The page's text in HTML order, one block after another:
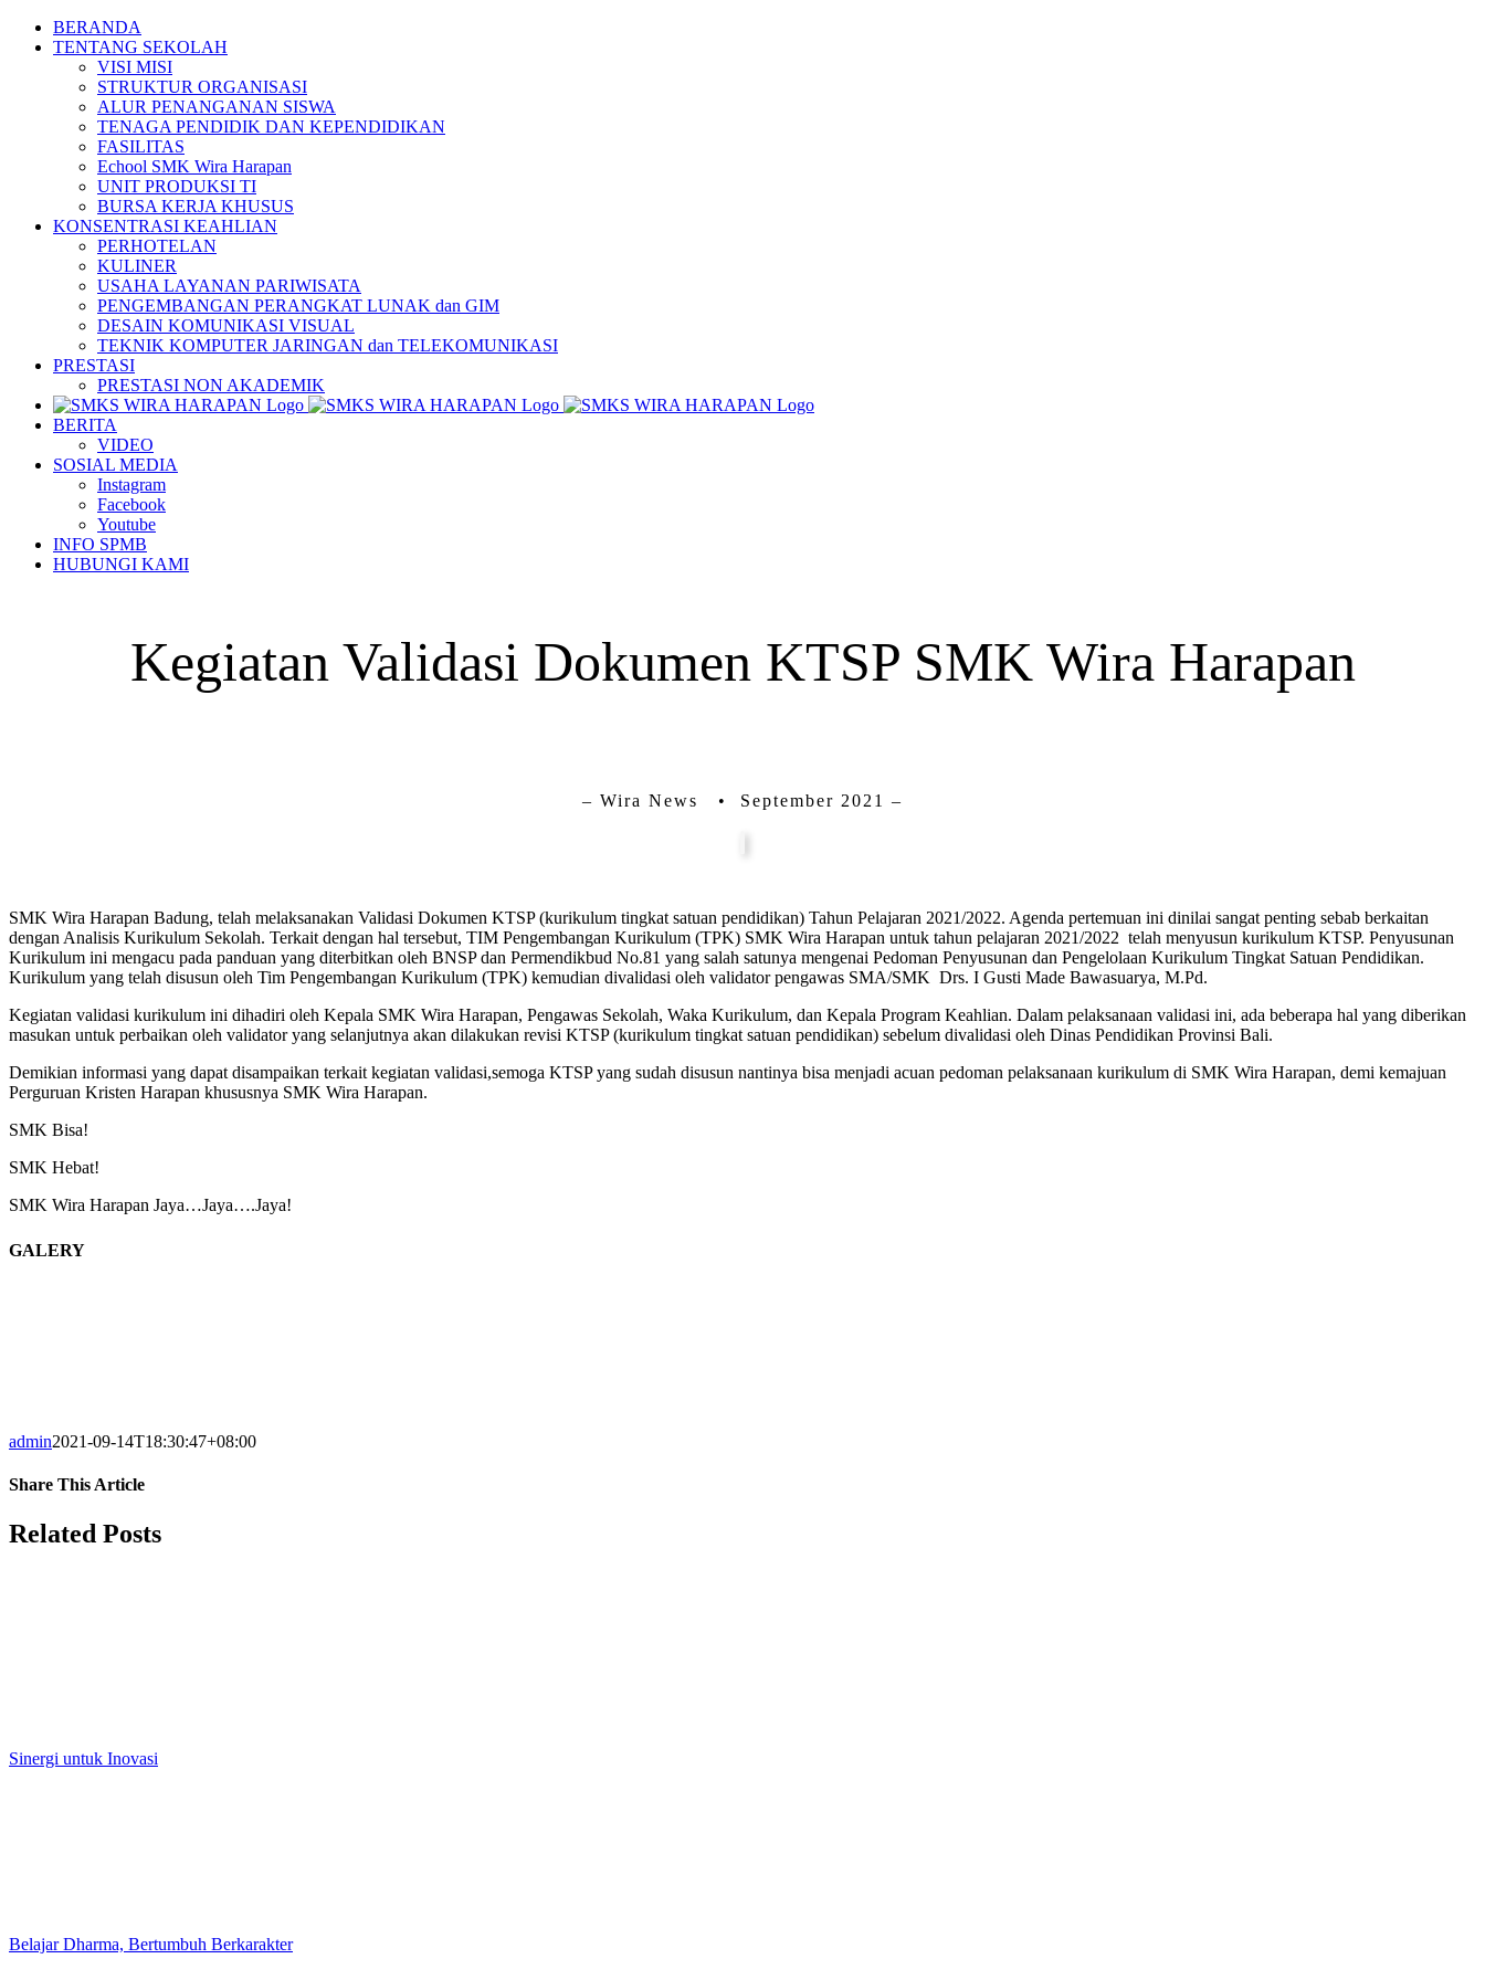
Skip
BERANDA
TENTANG SEKOLAH
VISI MISI
STRUKTUR ORGANISASI
ALUR PENANGANAN SISWA
TENAGA PENDIDIK DAN KEPENDIDIKAN
FASILITAS
Echool SMK Wira Harapan
UNIT PRODUKSI TI
BURSA KERJA KHUSUS
KONSENTRASI KEAHLIAN
PERHOTELAN
KULINER
USAHA LAYANAN PARIWISATA
PENGEMBANGAN PERANGKAT LUNAK dan GIM
DESAIN KOMUNIKASI VISUAL
TEKNIK KOMPUTER JARINGAN dan TELEKOMUNIKASI
PRESTASI
PRESTASI NON AKADEMIK
BERITA
VIDEO
SOSIAL MEDIA
Instagram
Facebook
Youtube
INFO SPMB
HUBUNGI KAMI
Kegiatan Validasi Dokumen KTSP SMK Wira Harapan
– Wira News • September 2021 –
SMK Wira Harapan Badung, telah melaksanakan Validasi Dokumen KTSP (kurikulum tingkat satuan pendidikan) Tahun Pelajaran 2021/2022. Agenda pertemuan ini dinilai sangat penting sebab berkaitan
dengan Analisis Kurikulum Sekolah. Terkait dengan hal tersebut, TIM Pengembangan Kurikulum (TPK) SMK Wira Harapan untuk tahun pelajaran 2021/2022 telah menyusun kurikulum KTSP. Penyusunan
Kurikulum ini mengacu pada panduan yang diterbitkan oleh BNSP dan Permendikbud No.81 yang salah satunya mengenai Pedoman Penyusunan dan Pengelolaan Kurikulum Tingkat Satuan Pendidikan.
Kurikulum yang telah disusun oleh Tim Pengembangan Kurikulum (TPK) kemudian divalidasi oleh validator pengawas SMA/SMK Drs. I Gusti Made Bawasuarya, M.Pd.
Kegiatan validasi kurikulum ini dihadiri oleh Kepala SMK Wira Harapan, Pengawas Sekolah, Waka Kurikulum, dan Kepala Program Keahlian. Dalam pelaksanaan validasi ini, ada beberapa hal yang diberikan
masukan untuk perbaikan oleh validator yang selanjutnya akan dilakukan revisi KTSP (kurikulum tingkat satuan pendidikan) sebelum divalidasi oleh Dinas Pendidikan Provinsi Bali.
Demikian informasi yang dapat disampaikan terkait kegiatan validasi,semoga KTSP yang sudah disusun nantinya bisa menjadi acuan pedoman pelaksanaan kurikulum di SMK Wira Harapan, demi kemajuan
Perguruan Kristen Harapan khususnya SMK Wira Harapan.
SMK Bisa!
SMK Hebat!
SMK Wira Harapan Jaya…Jaya….Jaya!
GALERY
admin2021-09-14T18:30:47+08:00
Share This Article
Facebook
X
LinkedIn
Tumblr
Pinterest
Vk
Email
Related Posts
Sinergi untuk Inovasi
Belajar Dharma, Bertumbuh Berkarakter